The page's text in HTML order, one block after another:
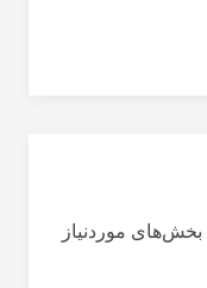
بخش‌های موردنیاز